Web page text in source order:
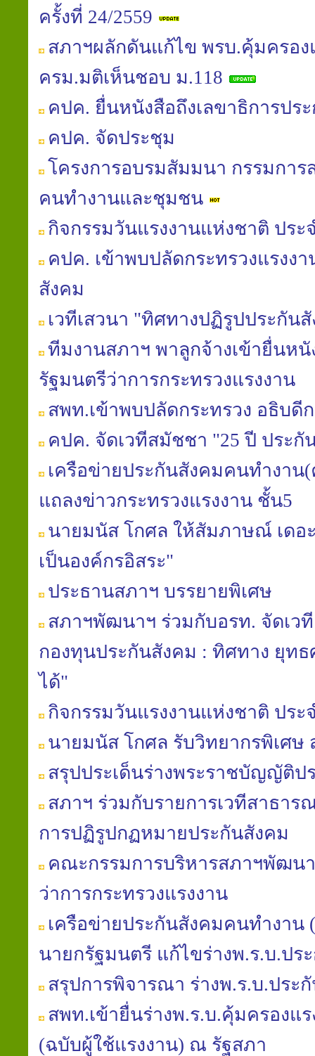
ครั้งที่ 24/2559
สภาฯผลักดันแก้ไข พรบ.คุ้มครอง
ครม.มติเห็นชอบ ม.118
คปค. ยื่นหนังสือถึงเลขาธิการปร
คปค. จัดประชุม
โครงการอบรมสัมมนา กรรมการ
คนทำงานและชุมชน
กิจกรรมวันแรงงานแห่งชาติ ประ
คปค. เข้าพบปลัดกระทรวงแรงง
สังคม
เวทีเสวนา "ทิศทางปฏิรูปประกัน
ทีมงานสภาฯ พาลูกจ้างเข้ายื่นห
รัฐมนตรีว่าการกระทรวงแรงงาน
สพท.เข้าพบปลัดกระทรวง อธิบดี
คปค. จัดเวทีสมัชชา "25 ปี ประกั
เครือข่ายประกันสังคมคนทำงาน
แถลงข่าวกระทรวงแรงงาน ชั้น5
นายมนัส โกศล ให้สัมภาษณ์ เดอ
เป็นองค์กรอิสระ"
ประธานสภาฯ บรรยายพิเศษ
สภาฯพัฒนาฯ ร่วมกับอรท. จัดเว
กองทุนประกันสังคม : ทิศทาง ยุท
ได้"
กิจกรรมวันแรงงานแห่งชาติ ประ
นายมนัส โกศล รับวิทยากรพิเศษ
สรุปประเด็นร่างพระราชบัญญัติป
สภาฯ ร่วมกับรายการเวทีสาธา
การปฏิรูปกฏหมายประกันสังคม
คณะกรรมการบริหารสภาฯพัฒน
ว่าการกระทรวงแรงงาน
เครือข่ายประกันสังคมคนทำงาน
นายกรัฐมนตรี แก้ไขร่างพ.ร.บ.ปร
สรุปการพิจารณา ร่างพ.ร.บ.ประ
สพท.เข้ายื่นร่างพ.ร.บ.คุ้มครองแ
(ฉบับผู้ใช้แรงงาน) ณ รัฐสภา